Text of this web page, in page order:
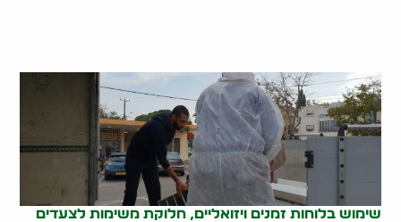
שימוש בלוחות זמנים ויזואליים, חלוקת משימות לצעדים